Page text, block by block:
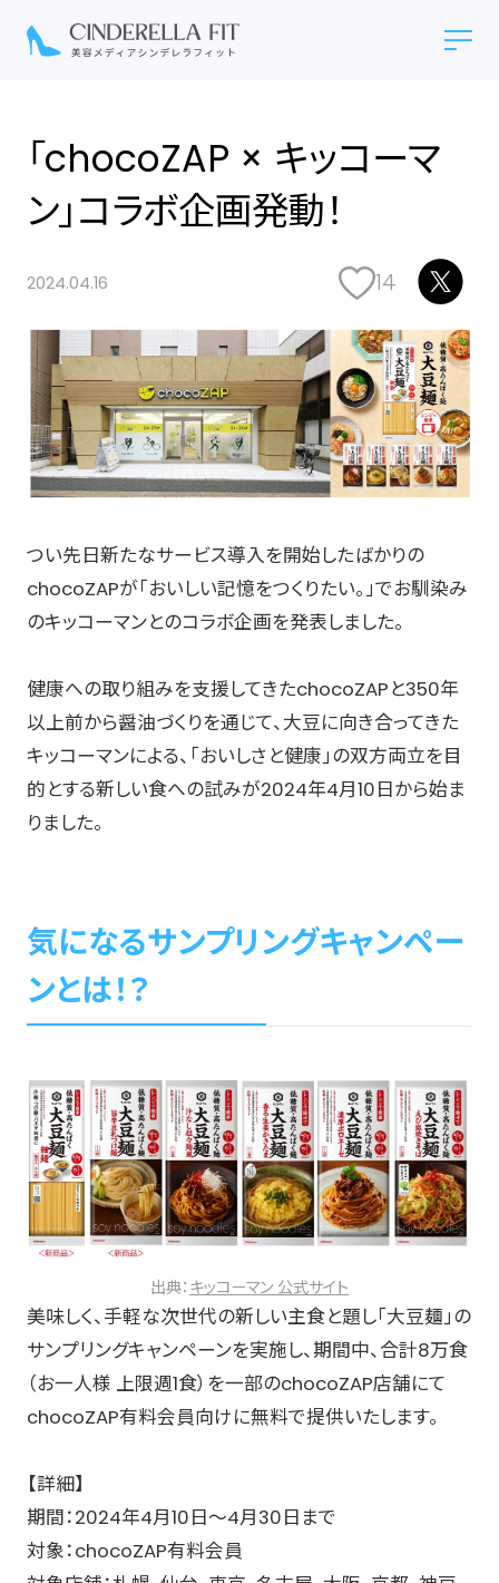
「chocoZAP × キッコーマ
ン」コラボ企画発動！
2024.04.16 14
つい先日新たなサービス導入を開始したばかりの
chocoZAPが「おいしい記憶をつくりたい。」でお馴染み
のキッコーマンとのコラボ企画を発表しました。
健康への取り組みを支援してきたchocoZAPと350年
以上前から醤油づくりを通じて、大豆に向き合ってきた
キッコーマンによる、「おいしさと健康」の双方両立を目
的とする新しい食への試みが2024年4月10日から始ま
りました。
気になるサンプリングキャンペー
ンとは！？
出典： キッコーマン 公式サイト
美味しく、手軽な次世代の新しい主食と題し「大豆麺」の
サンプリングキャンペーンを実施し、期間中、合計8万食
（お一人様 上限週1食）を一部のchocoZAP店舗にて
chocoZAP有料会員向けに無料で提供いたします。
【詳細】
期間：2024年4月10日～4月30日まで
対象：chocoZAP有料会員